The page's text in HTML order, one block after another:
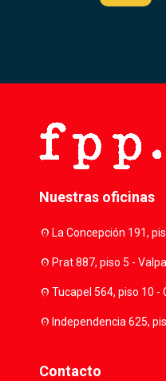
Nuestras oficinas
location_onLa Concepción 191,
location_onPrat 887, piso 5 -
location_onTucapel 564, piso 10 -
location_onIndependencia 625,
Contacto